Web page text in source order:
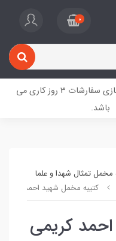
0
زمان آماده سازی سفارشات 3 روز کاری می
باشد.
مخمل تمثال شهدا و علما
کتیبه مخمل شهید احمد کریمی
کریمی